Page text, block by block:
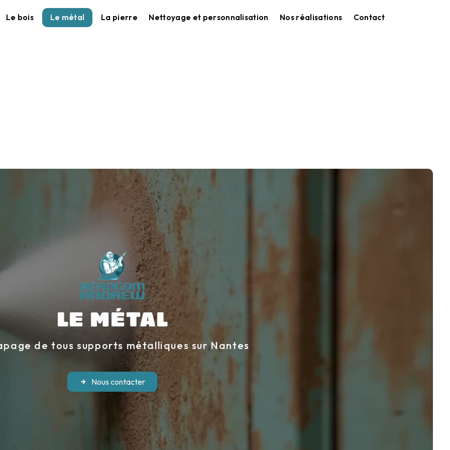
Le bois Le métal La pierre Nettoyage et personnalisation Nos réalisations Contact
LE MÉTAL
de tous supports métalliques sur Nantes
Nous contacter